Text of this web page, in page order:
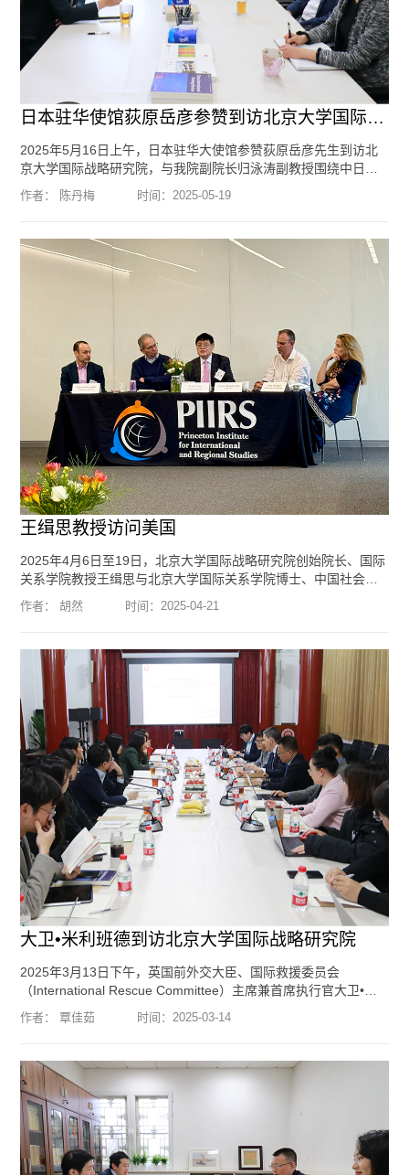
日本驻华使馆荻原岳彦参赞到访北京大学国际战略研究院
2025年5月16日上午，日本驻华大使馆参赞荻原岳彦先生到访北
京大学国际战略研究院，与我院副院长归泳涛副教授围绕中日关
系、国际形势等议题进行了交流。荻原参赞表示，去年以来，日
中关系呈现改善势头，日方希望继续推动双边高层交往和经贸往
的利益，期待双方进一步加强学术和人文交流。国际战略研究院
研究助理陈丹梅参加了会见。编辑：李方琦 摄影：郑淮
[阅读
作者： 陈丹梅 时间： 2025-05-19
王缉思教授访问美国
2025年4月6日至19日，北京大学国际战略研究院创始院长、国际
关系学院教授王缉思与北京大学国际关系学院博士、中国社会科
学院美国所博士后助理研究员胡然应美国哈佛大学、亚洲协会政
策研究院、普林斯顿大学、战略与国际问题研究中心（CSIS）的
行学术调研与交流活动，同美方人士就美国国内政治、国际形
势、中美关系等议题坦诚地交换了意见。4月7日，王缉思、胡然
访问了...
[阅读全文]
作者： 胡然 时间：2025-04-21
大卫•米利班德到访北京大学国际战略研究院
2025年3月13日下午，英国前外交大臣、国际救援委员会
（International Rescue Committee）主席兼首席执行官大卫•米
利班德（David Miliband）到访北京大学国际战略研究院。我院院
长于铁军教授，创始院长王缉思教授，特约研究员、副教授祁昊
员金玲, 中国现代国际关系研究院副院长、研究员张健，中国现代
国际关系研究院欧洲所研究员黄静，中国社会科学院欧洲研究所
研究员... [阅读全文]
作者： 覃佳茹 时间：2025-03-14